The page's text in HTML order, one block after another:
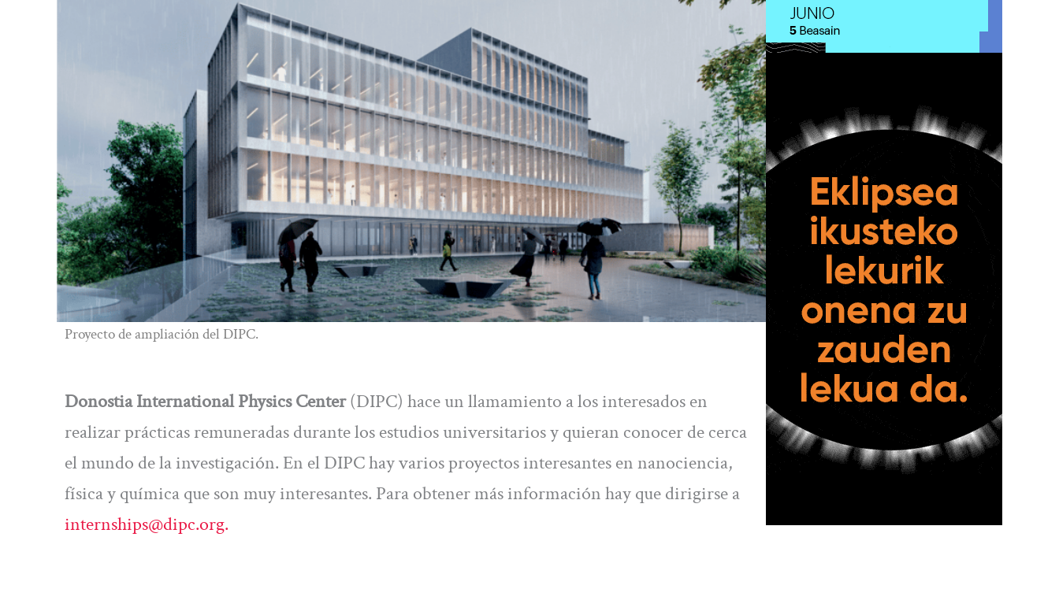
Proyecto de ampliación del DIPC.
Donostia International Physics Center(DIPC) hace un llamamiento a los interesados en
realizar prácticas remuneradas durante los estudios universitarios y quieran conocer de cerca
el mundo de la investigación. En el DIPC hay varios proyectos interesantes en nanociencia,
física y química que son muy interesantes. Para obtener más información hay que dirigirse a
internships@dipc.org.